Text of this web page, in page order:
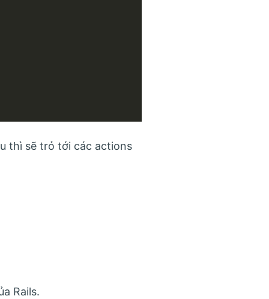
thì sẽ trỏ tới các actions
Rails.